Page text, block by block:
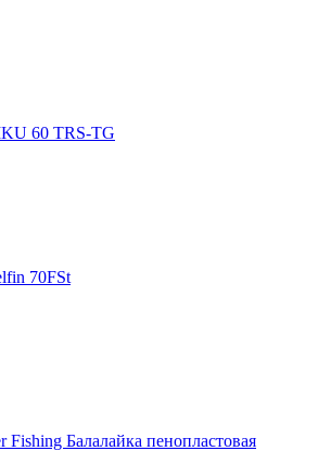
60 TRS-TG
70FSt
Fishing Балалайка пенопластовая